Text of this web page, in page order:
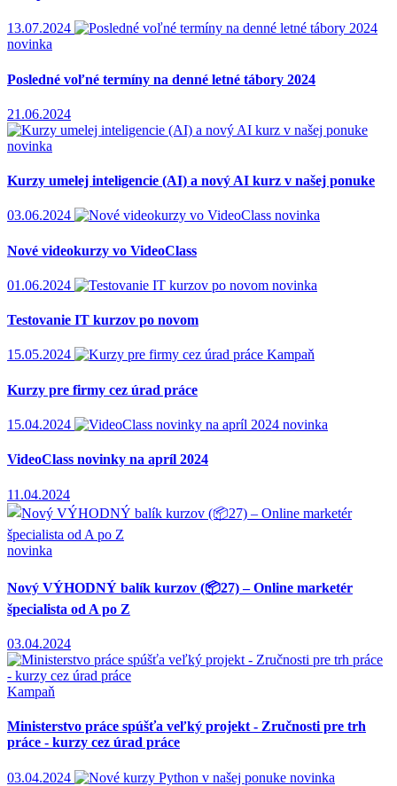
13.07.2024
novinka
Posledné voľné termíny na denné letné tábory 2024
21.06.2024
novinka
Kurzy umelej inteligencie (AI) a nový AI kurz v našej ponuke
03.06.2024 novinka
Nové videokurzy vo VideoClass
01.06.2024 novinka
Testovanie IT kurzov po novom
15.05.2024 Kampaň
Kurzy pre firmy cez úrad práce
15.04.2024 novinka
VideoClass novinky na apríl 2024
11.04.2024
novinka
Nový VÝHODNÝ balík kurzov (📦27) – Online marketér
špecialista od A po Z
03.04.2024
Kampaň
Ministerstvo práce spúšťa veľký projekt - Zručnosti pre trh
práce - kurzy cez úrad práce
03.04.2024 novinka